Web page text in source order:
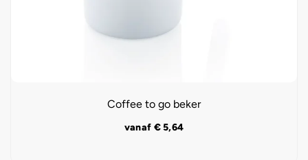
Coffee to go beker
vanaf €5,64